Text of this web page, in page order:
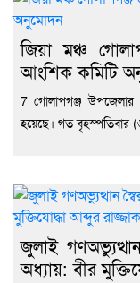
জিয়া মঞ্চ
আংশিক কমিটি
7 গোলাপগঞ্জ উপজেলার
হয়েছে। গত বৃহস্পতিবার
জুলাই
অধ্যায়: বীর